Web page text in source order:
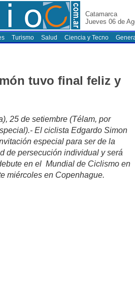
Catamarca
Jueves 06 de
Turismo Salud Ciencia y Tecno
tuvo final feliz y
25 de setiembre (Télam, por
El ciclista Edgardo Simon
especial para ser de la
de persecución individual y será
en el Mundial de Ciclismo en
miércoles en Copenhague.